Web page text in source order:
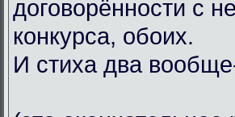
договорённости с
конкурса, обоих.
И стиха два